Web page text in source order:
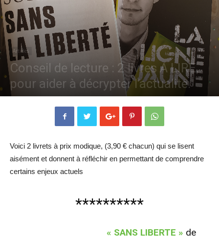
voix
Articles
Conseil de lecture : 2 livres A LIRE,
pour aider à décrypter l’actualité.
Par ADSV - 15 octobre 2019 5951 0
Voici 2 livrets à prix modique, (3,90 € chacun) qui se lisent
aisément et donnent à réfléchir en permettant de comprendre
certains enjeux actuels
**********
« SANS LIBERTE » de